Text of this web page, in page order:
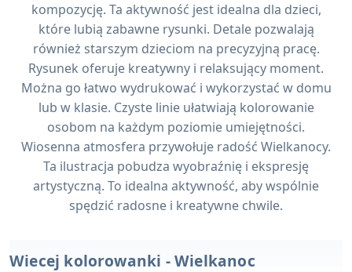
kompozycję. Ta aktywność jest idealna dla dzieci,
które lubią zabawne rysunki. Detale pozwalają
również starszym dzieciom na precyzyjną pracę.
Rysunek oferuje kreatywny i relaksujący moment.
Można go łatwo wydrukować i wykorzystać w domu
lub w klasie. Czyste linie ułatwiają kolorowanie
osobom na każdym poziomie umiejętności.
Wiosenna atmosfera przywołuje radość Wielkanocy.
Ta ilustracja pobudza wyobraźnię i ekspresję
artystyczną. To idealna aktywność, aby wspólnie
spędzić radosne i kreatywne chwile.
Wiecej kolorowanki - Wielkanoc